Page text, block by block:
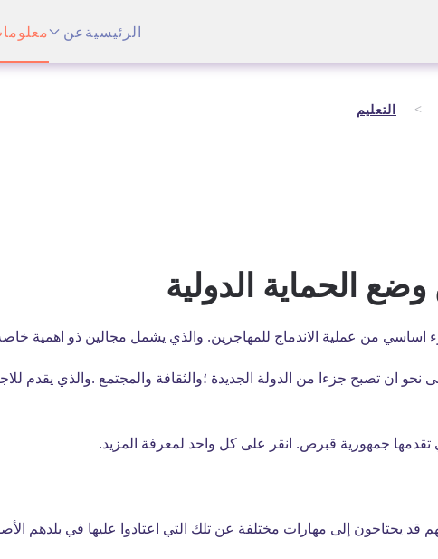
الرئيسيةعن
التعليم
الحماية الدولية
من عملية الاندماج للمهاجرين. والذي يشمل مجالين ذو اهمية خاصة
نحو ان تصبح جزءا من الدولة الجديدة ؛والثقافة والمجتمع .والذي يقدم
تقدمها جمهورية قبرص. انقر على كل واحد لمعرفة المزيد.
قد يحتاجون إلى مهارات مختلفة عن تلك التي اعتادوا عليها في بلدهم